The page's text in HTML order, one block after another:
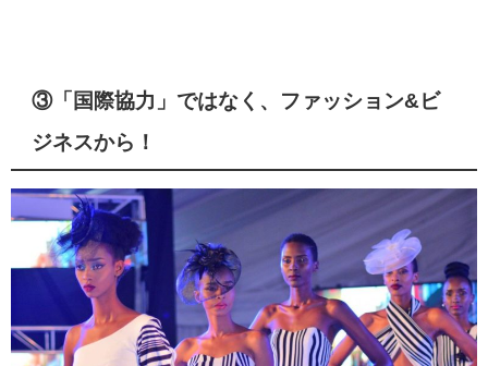
③「国際協力」ではなく、ファッション& ビ
ジネスから！